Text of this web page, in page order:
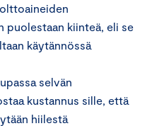
puolestaan kiinteä, eli se
käytännössä
selvän
kustannus sille, että
hiilestä